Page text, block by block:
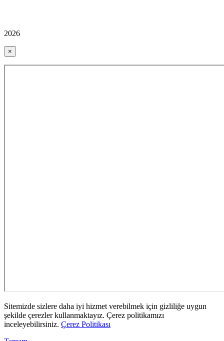
2026
×
Sitemizde sizlere daha iyi hizmet verebilmek için gizliliğe uygun
şekilde çerezler kullanmaktayız. Çerez politikamızı
inceleyebilirsiniz. Çerez Politikası